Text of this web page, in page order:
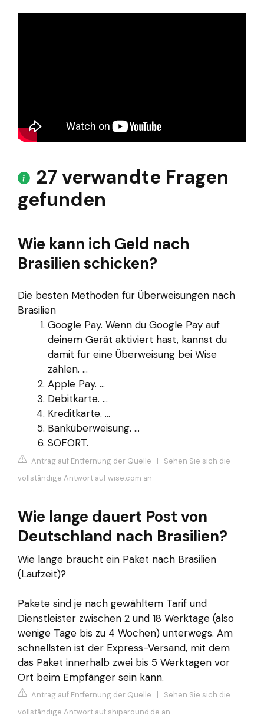
27 verwandte Fragen
gefunden
Wie kann ich Geld nach
Brasilien schicken?
Die besten Methoden für Überweisungen nach
Brasilien
Google Pay. Wenn du Google Pay auf
deinem Gerät aktiviert hast, kannst du
damit für eine Überweisung bei Wise
zahlen. ...
Apple Pay. ...
Debitkarte. ...
Kreditkarte. ...
Banküberweisung. ...
SOFORT.
Antrag auf Entfernung der Quelle | Sehen Sie sich die
vollständige Antwort auf wise.com an
Wie lange dauert Post von
Deutschland nach Brasilien?
Wie lange braucht ein Paket nach Brasilien
(Laufzeit)?
Pakete sind je nach gewähltem Tarif und
Dienstleister zwischen 2 und 18 Werktage (also
wenige Tage bis zu 4 Wochen) unterwegs. Am
schnellsten ist der Express-Versand, mit dem
das Paket innerhalb zwei bis 5 Werktagen vor
Ort beim Empfänger sein kann.
Antrag auf Entfernung der Quelle | Sehen Sie sich die
vollständige Antwort auf shiparound.de an